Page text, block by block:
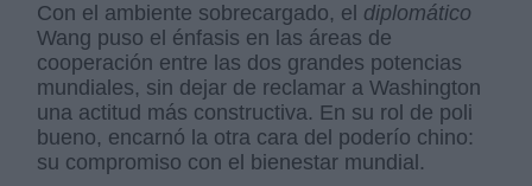
Con el ambiente sobrecargado, el diplomático
Wang puso el énfasis en las áreas de
cooperación entre las dos grandes potencias
mundiales, sin dejar de reclamar a Washington
una actitud más constructiva. En su rol de poli
bueno, encarnó la otra cara del poderío chino:
su compromiso con el bienestar mundial.